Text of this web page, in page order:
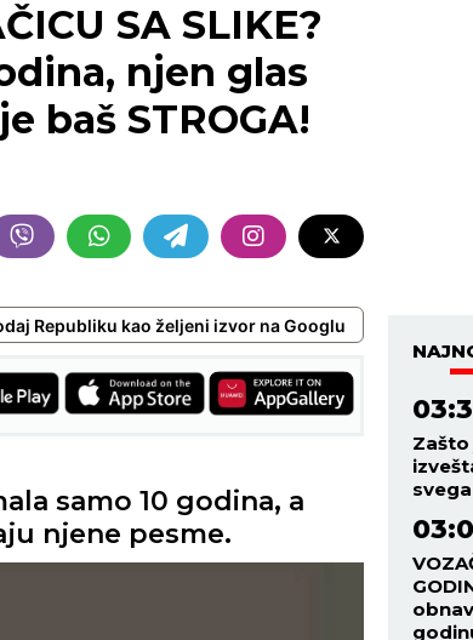
SA SLIKE?
njen glas
baš STROGA!
Republiku kao željeni izvor na Googlu
samo 10 godina, a
njene pesme.